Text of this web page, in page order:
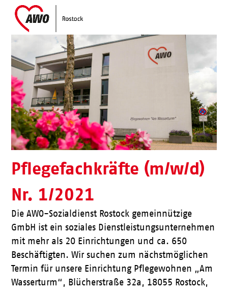
content
Open
mobile
menu
Close
mobile
menu
Pflegefachkräfte (m/w/d)
Nr. 1/2021
Die AWO-Sozialdienst Rostock gemeinnützige
GmbH ist ein soziales Dienstleistungsunternehmen
mit mehr als 20 Einrichtungen und ca. 650
Beschäftigten. Wir suchen zum nächstmöglichen
Termin für unsere Einrichtung Pflegewohnen „Am
Wasserturm“, Blücherstraße 32a, 18055 Rostock,